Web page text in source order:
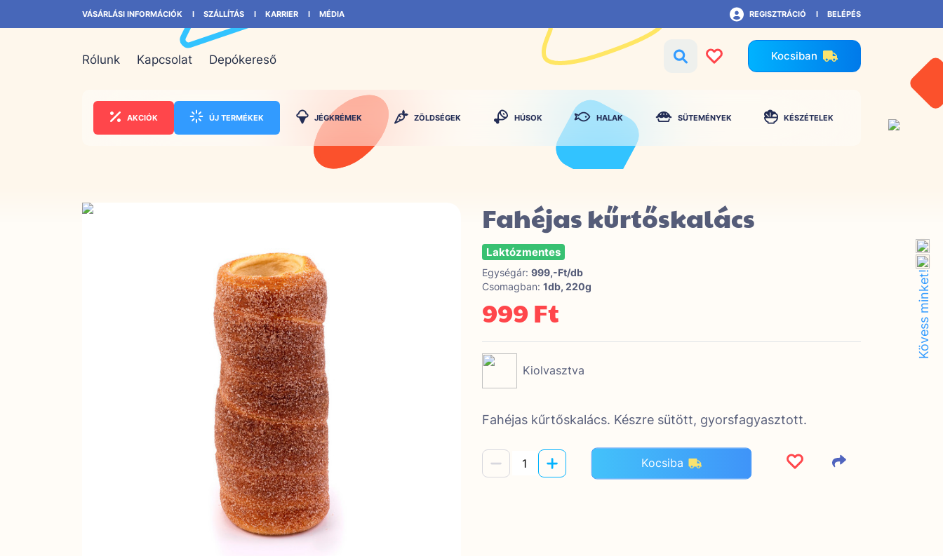
VÁSÁRLÁSI INFORMÁCIÓK SZÁLLÍTÁS KARRIER MÉDIA REGISZTRÁCIÓ BELÉPÉS
Rólunk Kapcsolat Depókereső Kocsiban
AKCIÓK ÚJ TERMÉKEK JÉGKRÉMEK ZÖLDSÉGEK HÚSOK HALAK SÜTEMÉNYEK KÉSZÉTELEK
Fahéjas kűrtőskalács
Laktózmentes
Egységár: 999,-Ft/db
Csomagban: 1db, 220g
999 Ft
Kiolvasztva
Fahéjas kűrtőskalács. Készre sütött, gyorsfagyasztott.
Kocsiba
Kövess minket!